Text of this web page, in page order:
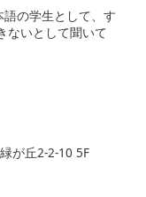
の学生として、す
ないとして聞いて
が丘2-2-10 5F